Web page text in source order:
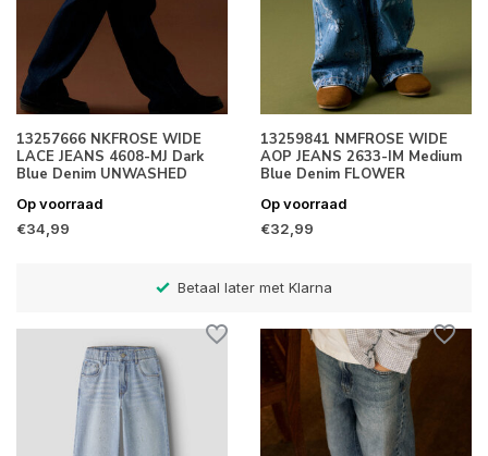
13257666 NKFROSE WIDE
LACE JEANS 4608-MJ Dark
Blue Denim UNWASHED
Op voorraad
€34,99
13259841 NMFROSE WIDE
AOP JEANS 2633-IM Medium
Blue Denim FLOWER
Op voorraad
€32,99
Betaal later met Klarna